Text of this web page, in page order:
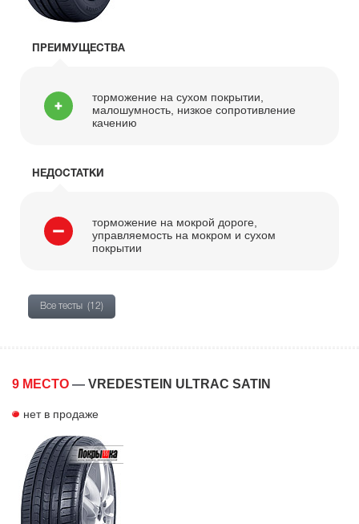
ПРЕИМУЩЕСТВА
торможение на сухом покрытии,
малошумность, низкое сопротивление
качению
НЕДОСТАТКИ
торможение на мокрой дороге,
управляемость на мокром и сухом
покрытии
Все тесты (12)
9 МЕСТО — VREDESTEIN ULTRAC SATIN
нет в продаже